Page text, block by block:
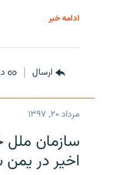
ادامه خبر
ارسال
مرداد ۲۰, ۱۳۹۷
سازمان ملل
اخیر در